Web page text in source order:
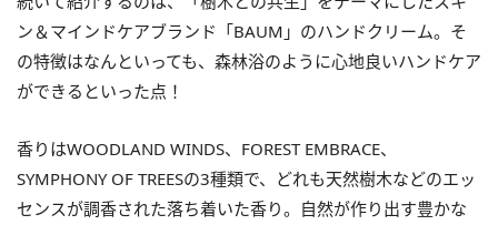
ン＆マインドケアブランド「BAUM」のハンドクリーム。そ
の特徴はなんといっても、森林浴のように心地良いハンドケア
ができるといった点！
香りはWOODLAND WINDS、FOREST EMBRACE、
SYMPHONY OF TREESの3種類で、どれも天然樹木などのエッ
センスが調香された落ち着いた香り。自然が作り出す豊かな